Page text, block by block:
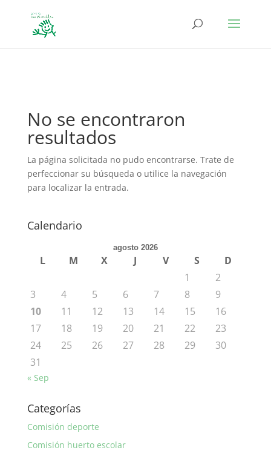
No se encontraron
resultados
La página solicitada no pudo encontrarse. Trate de
perfeccionar su búsqueda o utilice la navegación
para localizar la entrada.
Calendario
agosto 2026
L M X J V S
D
1
2
3
4 5 6 7 8
9
10
11 12 13 14 15
16
17
18 19 20 21 22
23
24
25 26 27 28 29
30
31
« Sep
Categorías
Comisión deporte
Comisión huerto escolar